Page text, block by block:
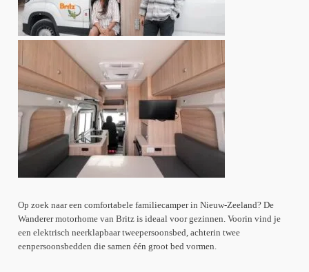
Op zoek naar een comfortabele familiecamper in Nieuw-Zeeland? De
Wanderer motorhome van Britz is ideaal voor gezinnen. Voorin vind je
een elektrisch neerklapbaar tweepersoonsbed, achterin twee
eenpersoonsbedden die samen één groot bed vormen.